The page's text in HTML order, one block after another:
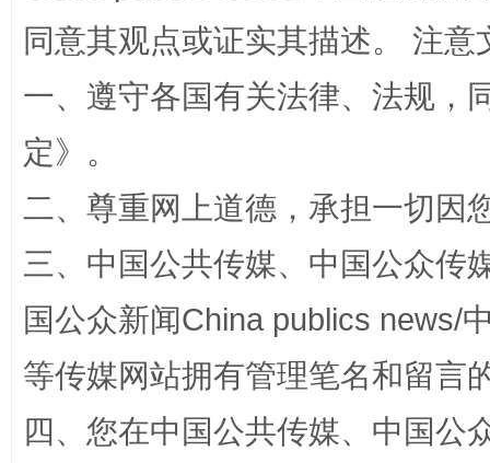
解纷+调解+退费，一次搞定
站台名比不上好声名
同意其观点或证实其描述。 注
一、遵守各国有关法律、法规，
定》。
二、尊重网上道德，承担一切因
三、中国公共传媒、中国公众传
国公众新闻China publics news/
等传媒网站拥有管理笔名和留言
四、您在中国公共传媒、中国公